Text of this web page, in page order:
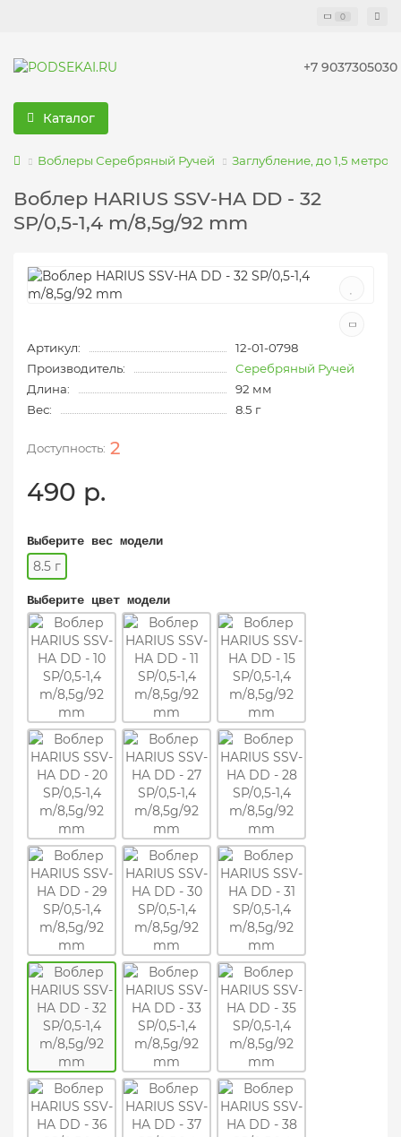
0
+7 9037305030
Каталог
Воблеры Серебряный Ручей Заглубление, до 1,5 метров
Воблер HARIUS SSV-HA DD - 32
SP/0,5-1,4 m/8,5g/92 mm
Артикул:
12-01-0798
Производитель:
Серебряный Ручей
Длина:
92 мм
Вес:
8.5 г
2
490 р.
Выберите вес модели
8.5 г
Выберите цвет модели